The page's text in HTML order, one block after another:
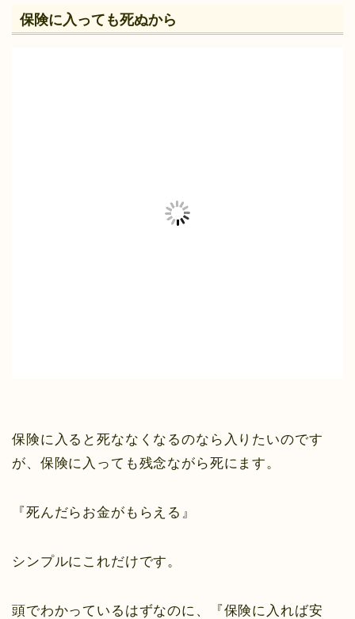
保険に入っても死ぬから
保険に入ると死ななくなるのなら入りたいのです
が、保険に入っても残念ながら死にます。
『死んだらお金がもらえる』
シンプルにこれだけです。
頭でわかっているはずなのに、『保険に入れば安